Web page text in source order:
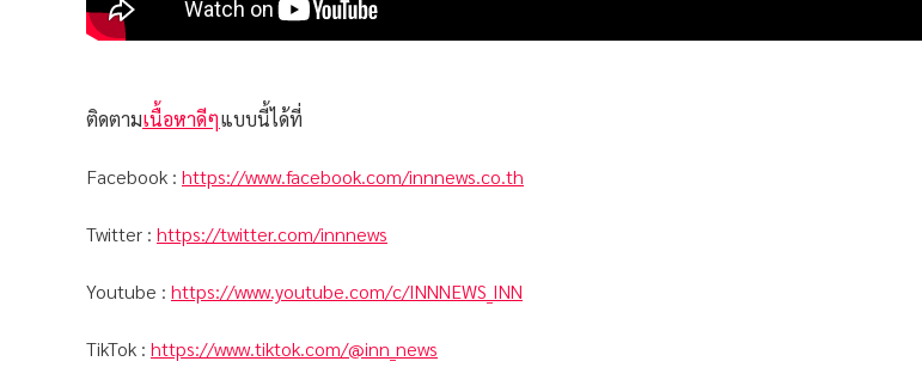
ติดตามเนื้อหาดีๆแบบนี้ได้ที่
Facebook : https://www.facebook.com/innnews.co.th
Twitter : https://twitter.com/innnews
Youtube : https://www.youtube.com/c/INNNEWS_INN
TikTok : https://www.tiktok.com/@inn_news